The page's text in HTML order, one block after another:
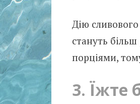
Дію
стануть
порціями,
3. Їжте